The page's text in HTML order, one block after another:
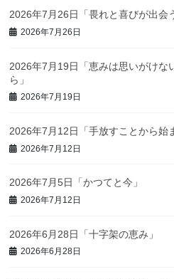
2026年7月26日「畏れと喜びが出会
2026年7月26日
2026年7月19日「恵みは思いがけな
ら」
2026年7月19日
2026年7月12日「手放すことから始
2026年7月12日
2026年7月5日「かつてと今」
2026年7月12日
2026年6月28日「十字架の恵み」
2026年6月28日